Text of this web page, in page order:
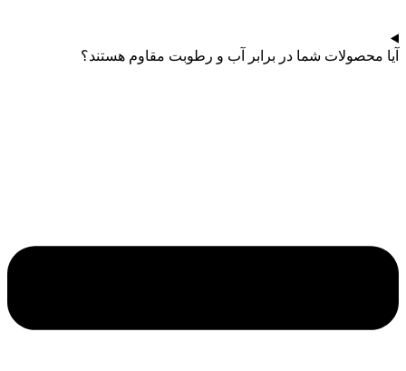
آیا محصولات شما در برابر آب و رطوبت مقاوم هستند؟